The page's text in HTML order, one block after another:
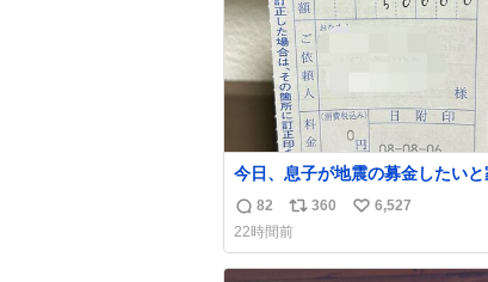
今日、息子が地震の募金したい
局に行ったみたいです。おもちゃ
択肢もあったと思うけど、自分で
円を役に立てて欲しい、みんなも
て欲しいと。家内も一緒に募金
返
信
数
82
リ
ポ
ス
360
い
ね
6,527
22時間前